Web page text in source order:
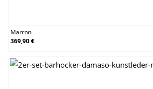
Marron
369,90 €